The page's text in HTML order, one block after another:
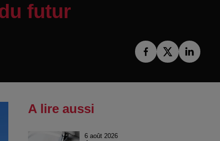
futur
A lire aussi
6 août 2026